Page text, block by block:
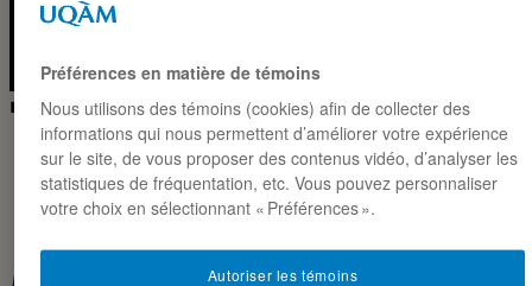
2026 ◼
◼ IG · LIVE
Préférences en matière de témoins
Nous utilisons des témoins (cookies) afin de collecter des
informations qui nous permettent d’améliorer votre expérience
sur le site, de vous proposer des contenus vidéo, d’analyser les
statistiques de fréquentation, etc. Vous pouvez personnaliser
votre choix en sélectionnant « Préférences ».
Autoriser les témoins